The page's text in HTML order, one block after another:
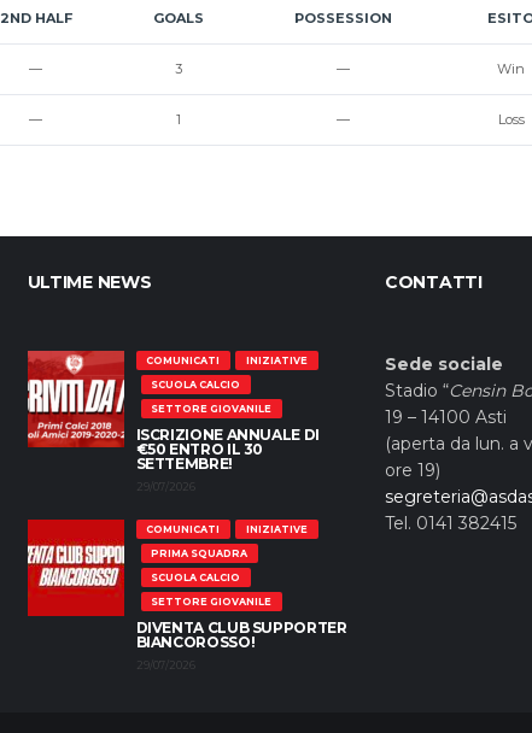
2ND HALF GOALS POSSESSION
— 3 — Win
— 1 — Loss
ULTIME NEWS
COMUNICATI
INIZIATIVE
SCUOLA CALCIO
SETTORE GIOVANILE
ISCRIZIONE ANNUALE DI
€50 ENTRO IL 30
SETTEMBRE!
29/07/2026
COMUNICATI
INIZIATIVE
PRIMA SQUADRA
SCUOLA CALCIO
SETTORE GIOVANILE
DIVENTA CLUB SUPPORTER
BIANCOROSSO!
29/07/2026
CONTATTI
Sede sociale
Stadio “Censin
19 – 14100 Asti
(aperta da lun. a
ore 19)
Tel. 0141 382415